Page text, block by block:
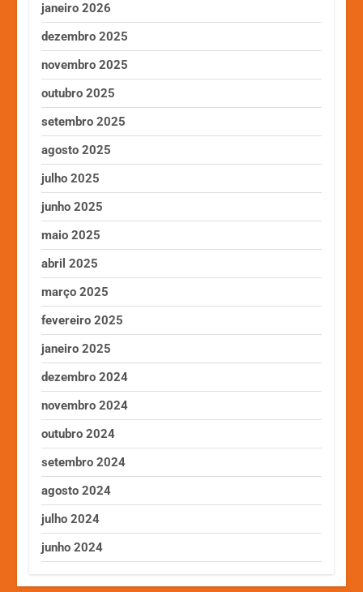
janeiro 2026
dezembro 2025
novembro 2025
outubro 2025
setembro 2025
agosto 2025
julho 2025
junho 2025
maio 2025
abril 2025
março 2025
fevereiro 2025
janeiro 2025
dezembro 2024
novembro 2024
outubro 2024
setembro 2024
agosto 2024
julho 2024
junho 2024